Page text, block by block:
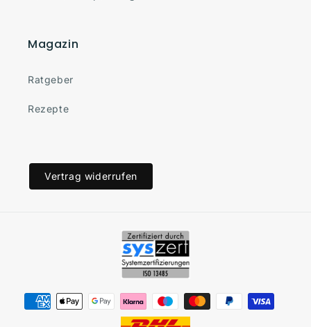
Magazin
Ratgeber
Rezepte
Vertrag widerrufen
Zahlungsmethoden